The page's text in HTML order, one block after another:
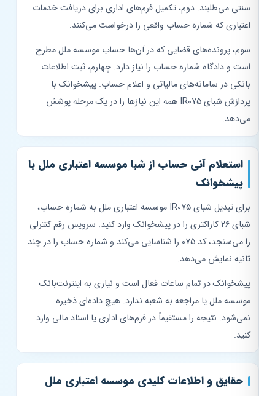
سنتی می‌طلبند. دوم، تکمیل فرم‌های اداری برای دریافت خدمات
اعتباری که شماره حساب واقعی را درخواست می‌کنند.
سوم، پرونده‌های قضایی که در آن‌ها حساب موسسه ملل مطرح
است و دادگاه شماره حساب را نیاز دارد. چهارم، ثبت اطلاعات
بانکی در سامانه‌های مالیاتی و اعلام حساب. پیشخوانک با
پردازش شبای IR075 همه این نیازها را در یک مرحله پوشش
می‌دهد.
استعلام آنی حساب از شبا موسسه اعتباری ملل با
پیشخوانک
برای تبدیل شبای IR075 موسسه اعتباری ملل به شماره حساب،
شبای ۲۶ کاراکتری را در پیشخوانک وارد کنید. سرویس رقم کنترلی
را می‌سنجد، کد ۰۷۵ را شناسایی می‌کند و شماره حساب را در چند
ثانیه نمایش می‌دهد.
پیشخوانک در تمام ساعات فعال است و نیازی به اینترنت‌بانک
موسسه ملل یا مراجعه به شعبه ندارد. هیچ داده‌ای ذخیره
نمی‌شود. نتیجه را مستقیماً در فرم‌های اداری یا اسناد مالی وارد
کنید.
حقایق و اطلاعات کلیدی موسسه اعتباری ملل